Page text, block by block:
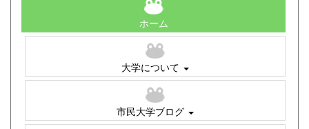
ホーム
大学について
市民大学ブログ